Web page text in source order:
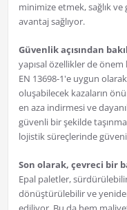
minimize etmek, sağlık ve
avantaj sağlıyor.
Güvenlik açısından
yapısal özellikler de
EN 13698-1'e uygun
oluşabilecek kazaların
en aza indirmesi ve
güvenli bir şekilde
lojistik süreçlerinde
Son olarak, çevreci bir
Epal paletler,
dönüştürülebilir ve